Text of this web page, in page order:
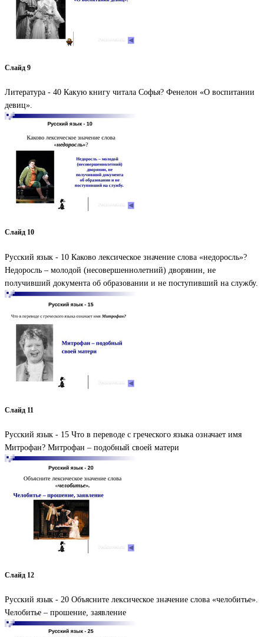
Слайд 9
Литература - 40 Какую книгу читала Софья? Фенелон «О воспитании
девиц».
Слайд 10
Русский язык - 10 Каково лексическое значение слова «недоросль»?
Недоросль – молодой (несовершеннолетний) дворянин, не
получивший документа об образовании и не поступивший на службу.
Слайд 11
Русский язык - 15 Что в переводе с греческого языка означает имя
Митрофан? Митрофан – подобный своей матери
Слайд 12
Русский язык - 20 Объясните лексическое значение слова «челобитье».
Челобитье – прошение, заявление